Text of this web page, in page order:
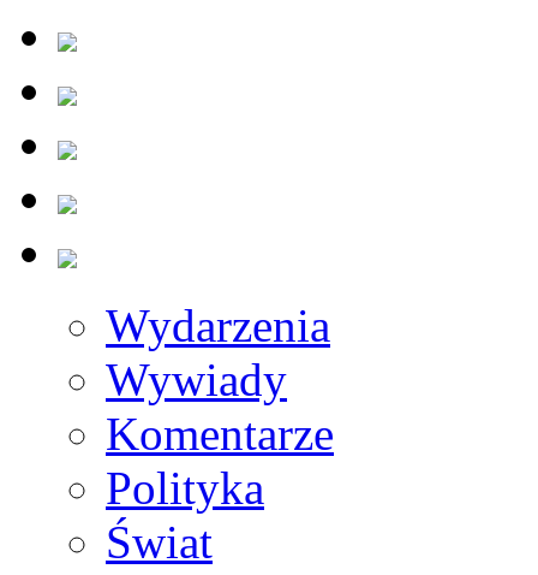
Wydarzenia
Wywiady
Komentarze
Polityka
Świat